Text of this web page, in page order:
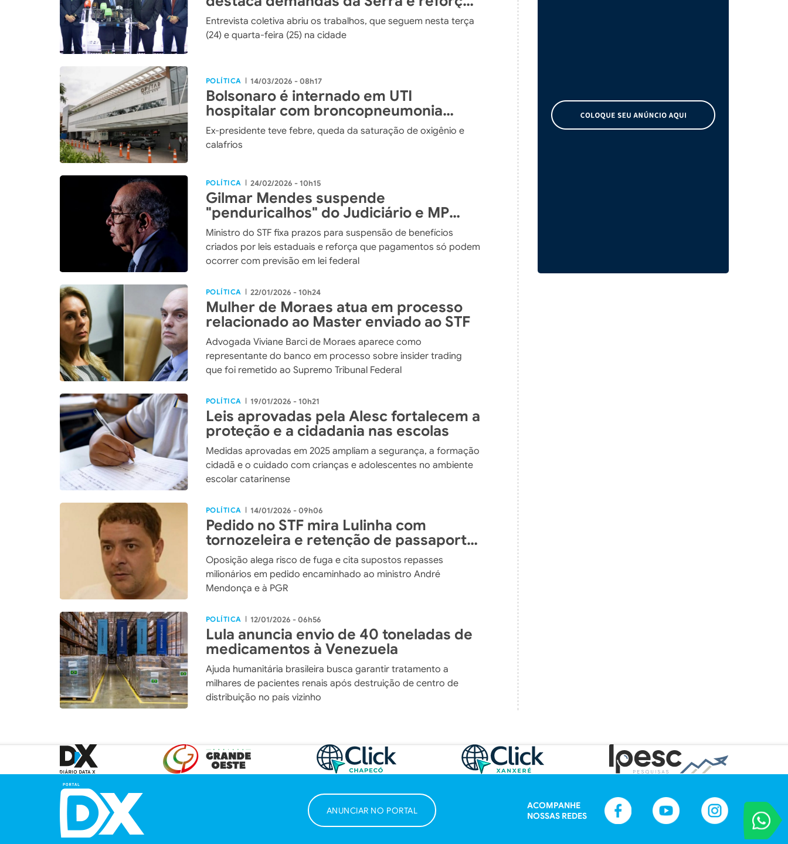
aproximação com a população
Entrevista coletiva abriu os trabalhos, que seguem nesta terça
(24) e quarta-feira (25) na cidade
POLÍTICA | 14/03/2026 - 08h17
Bolsonaro é internado em UTI
hospitalar com broncopneumonia
bilateral
Ex-presidente teve febre, queda da saturação de oxigênio e
calafrios
POLÍTICA | 24/02/2026 - 10h15
Gilmar Mendes suspende
"penduricalhos" do Judiciário e MP
previstos em leis estaduais
Ministro do STF fixa prazos para suspensão de benefícios
criados por leis estaduais e reforça que pagamentos só podem
ocorrer com previsão em lei federal
POLÍTICA | 22/01/2026 - 10h24
Mulher de Moraes atua em processo
relacionado ao Master enviado ao STF
Advogada Viviane Barci de Moraes aparece como
representante do banco em processo sobre insider trading
que foi remetido ao Supremo Tribunal Federal
POLÍTICA | 19/01/2026 - 10h21
Leis aprovadas pela Alesc fortalecem a
proteção e a cidadania nas escolas
Medidas aprovadas em 2025 ampliam a segurança, a formação
cidadã e o cuidado com crianças e adolescentes no ambiente
escolar catarinense
POLÍTICA | 14/01/2026 - 09h06
Pedido no STF mira Lulinha com
tornozeleira e retenção de passaporte
após suspeita de fraude no INSS
Oposição alega risco de fuga e cita supostos repasses
milionários em pedido encaminhado ao ministro André
Mendonça e à PGR
POLÍTICA | 12/01/2026 - 06h56
Lula anuncia envio de 40 toneladas de
medicamentos à Venezuela
Ajuda humanitária brasileira busca garantir tratamento a
milhares de pacientes renais após destruição de centro de
distribuição no país vizinho
VOCÊ
Entre em
ANUNCIAR NO PORTAL
ACOMPANHE
NOSSAS REDES